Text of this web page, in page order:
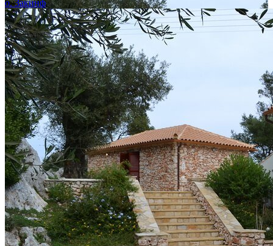
о. Закинф,